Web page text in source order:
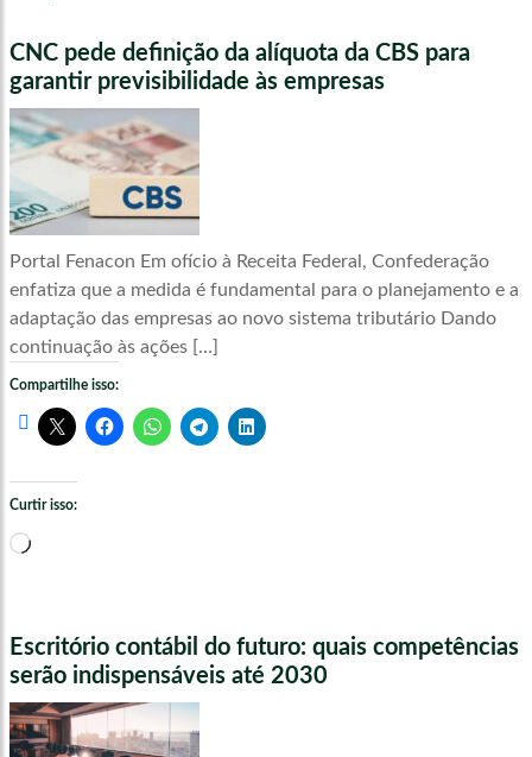
CNC pede definição da alíquota da CBS para
garantir previsibilidade às empresas
Portal Fenacon Em ofício à Receita Federal, Confederação
enfatiza que a medida é fundamental para o planejamento e a
adaptação das empresas ao novo sistema tributário Dando
continuação às ações […]
Compartilhe isso:
Curtir isso:
Carregando...
Escritório contábil do futuro: quais competências
serão indispensáveis até 2030